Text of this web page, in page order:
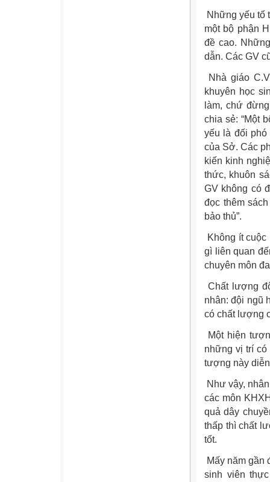
Những yếu tố
một bộ phận
đề cao.
dẫn. Các GV
Nhà giáo
khuyên học
làm, chứ
chia sẻ: “Một
yếu là đối phó
của Sở. Các
kiến kinh
thức, khuôn
GV không có
đọc thêm
bảo thủ”.
Không ít
gì liên quan
chuyên môn
Chất lượng
nhân: đội ngũ
có chất lượng
Một hiện
những vị trí
tượng này
Như vậy,
các môn
quả dây
thấp thì chất
tốt.
Mấy năm gần
sinh viên